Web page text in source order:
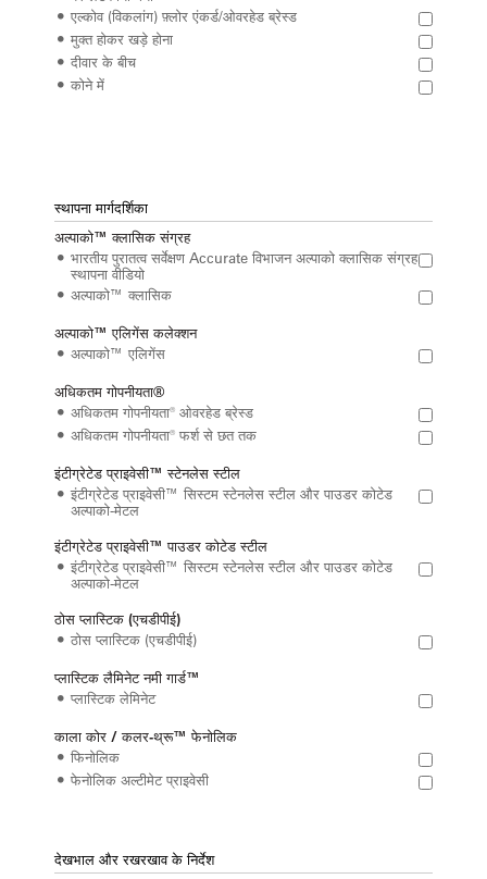
एल्कोव (विकलांग) फ़्लोर एंकर्ड/ओवरहेड ब्रेस्ड
मुक्त होकर खड़े होना
दीवार के बीच
कोने में
स्थापना मार्गदर्शिका
अल्पाको™ क्लासिक संग्रह
भारतीय पुरातत्व सर्वेक्षण Accurate विभाजन अल्पाको क्लासिक संग्रह
स्थापना वीडियो
अल्पाको™ क्लासिक
अल्पाको™ एलिगेंस कलेक्शन
अल्पाको™ एलिगेंस
अधिकतम गोपनीयता®
अधिकतम गोपनीयता® ओवरहेड ब्रेस्ड
अधिकतम गोपनीयता® फर्श से छत तक
इंटीग्रेटेड प्राइवेसी™ स्टेनलेस स्टील
इंटीग्रेटेड प्राइवेसी™ सिस्टम स्टेनलेस स्टील और पाउडर कोटेड
अल्पाको-मेटल
इंटीग्रेटेड प्राइवेसी™ पाउडर कोटेड स्टील
इंटीग्रेटेड प्राइवेसी™ सिस्टम स्टेनलेस स्टील और पाउडर कोटेड
अल्पाको-मेटल
ठोस प्लास्टिक (एचडीपीई)
ठोस प्लास्टिक (एचडीपीई)
प्लास्टिक लैमिनेट नमी गार्ड™
प्लास्टिक लेमिनेट
काला कोर / कलर-थ्रू™ फेनोलिक
फिनोलिक
फेनोलिक अल्टीमेट प्राइवेसी
देखभाल और रखरखाव के निर्देश